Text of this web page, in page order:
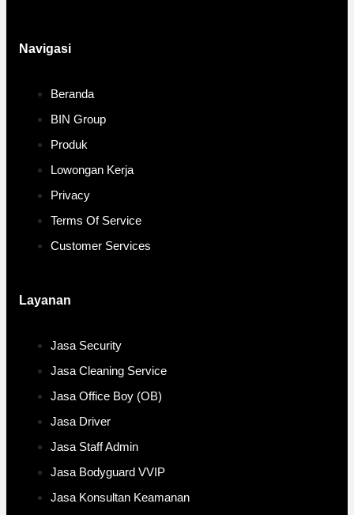
Navigasi
Beranda
BIN Group
Produk
Lowongan Kerja
Privacy
Terms Of Service
Customer Services
Layanan
Jasa Security
Jasa Cleaning Service
Jasa Office Boy (OB)
Jasa Driver
Jasa Staff Admin
Jasa Bodyguard VVIP
Jasa Konsultan Keamanan